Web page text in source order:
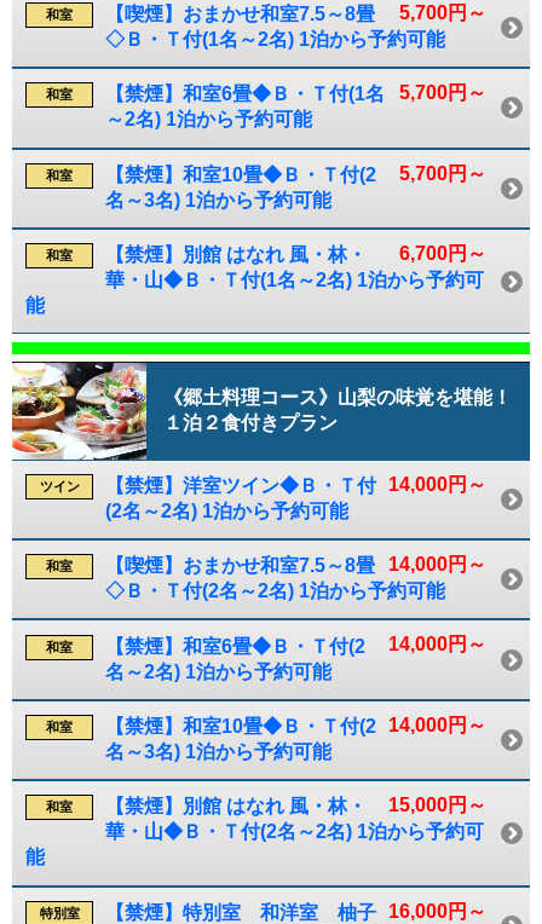
5,700円～
和室
【喫煙】おまかせ和室7.5～8畳
◇Ｂ・Ｔ付(1名～2名) 1泊から予約可能
5,700円～
和室
【禁煙】和室6畳◆Ｂ・Ｔ付(1名
～2名) 1泊から予約可能
5,700円～
和室
【禁煙】和室10畳◆Ｂ・Ｔ付(2
名～3名) 1泊から予約可能
6,700円～
和室
【禁煙】別館 はなれ 風・林・
華・山◆Ｂ・Ｔ付(1名～2名) 1泊から予約可
能
《郷土料理コース》山梨の味覚を堪能！
１泊２食付きプラン
14,000円～
ツイン
【禁煙】洋室ツイン◆Ｂ・Ｔ付
(2名～2名) 1泊から予約可能
14,000円～
和室
【喫煙】おまかせ和室7.5～8畳
◇Ｂ・Ｔ付(2名～2名) 1泊から予約可能
14,000円～
和室
【禁煙】和室6畳◆Ｂ・Ｔ付(2
名～2名) 1泊から予約可能
14,000円～
和室
【禁煙】和室10畳◆Ｂ・Ｔ付(2
名～3名) 1泊から予約可能
15,000円～
和室
【禁煙】別館 はなれ 風・林・
華・山◆Ｂ・Ｔ付(2名～2名) 1泊から予約可
能
16,000円～
特別室
【禁煙】特別室 和洋室 柚子